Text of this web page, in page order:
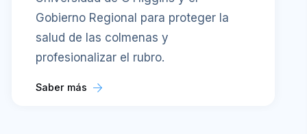
Gobierno Regional para proteger la
salud de las colmenas y
profesionalizar el rubro.
Saber más